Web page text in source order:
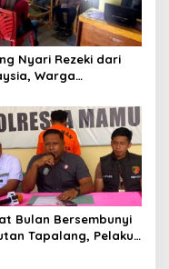
Nyari Rezeki dari
Warga
Sudah
atas Nama
Lain
Bulan Bersembunyi
Tapalang, Pelaku